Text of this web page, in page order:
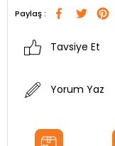
Paylaş :
Tavsiye Et
Yorum Yaz